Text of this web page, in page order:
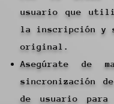
usuario que
la inscripción y
original.
Asegúrate de
sincronización
de usuario para